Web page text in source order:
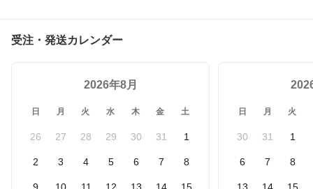
受注・発送カレンダー
2026年8月
日 月 火 水 木 金 土
26 27 28 29 30 31 1
2 3 4 5 6 7 8
日 月 火
30 31 1
6 7 8